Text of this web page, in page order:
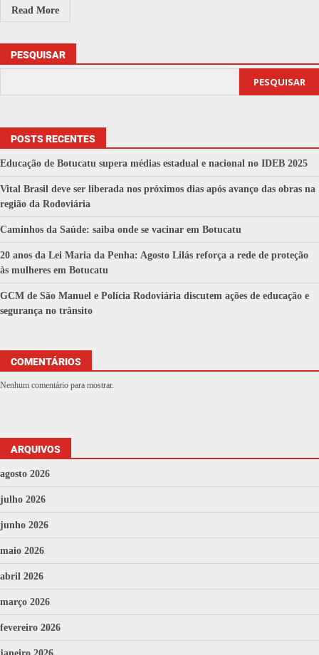
Read More
PESQUISAR
PESQUISAR
POSTS RECENTES
Educação de Botucatu supera médias estadual e nacional no IDEB 2025
Vital Brasil deve ser liberada nos próximos dias após avanço das obras na
região da Rodoviária
Caminhos da Saúde: saiba onde se vacinar em Botucatu
20 anos da Lei Maria da Penha: Agosto Lilás reforça a rede de proteção
às mulheres em Botucatu
GCM de São Manuel e Polícia Rodoviária discutem ações de educação e
segurança no trânsito
COMENTÁRIOS
Nenhum comentário para mostrar.
ARQUIVOS
agosto 2026
julho 2026
junho 2026
maio 2026
abril 2026
março 2026
fevereiro 2026